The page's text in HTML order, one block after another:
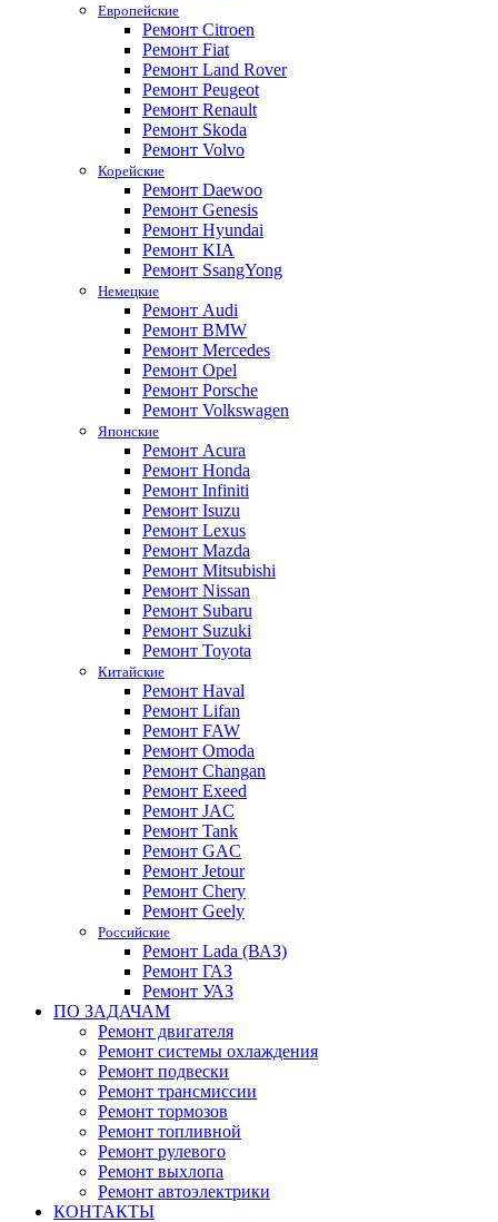
Европейские
Ремонт Citroen
Ремонт Fiat
Ремонт Land Rover
Ремонт Peugeot
Ремонт Renault
Ремонт Skoda
Ремонт Volvo
Корейские
Ремонт Daewoo
Ремонт Genesis
Ремонт Hyundai
Ремонт KIA
Ремонт SsangYong
Немецкие
Ремонт Audi
Ремонт BMW
Ремонт Mercedes
Ремонт Opel
Ремонт Porsche
Ремонт Volkswagen
Японские
Ремонт Acura
Ремонт Honda
Ремонт Infiniti
Ремонт Isuzu
Ремонт Lexus
Ремонт Mazda
Ремонт Mitsubishi
Ремонт Nissan
Ремонт Subaru
Ремонт Suzuki
Ремонт Toyota
Китайские
Ремонт Haval
Ремонт Lifan
Ремонт FAW
Ремонт Omoda
Ремонт Changan
Ремонт Exeed
Ремонт JAC
Ремонт Tank
Ремонт GAC
Ремонт Jetour
Ремонт Chery
Ремонт Geely
Российские
Ремонт Lada (ВАЗ)
Ремонт ГАЗ
Ремонт УАЗ
ПО ЗАДАЧАМ
Ремонт двигателя
Ремонт системы охлаждения
Ремонт подвески
Ремонт трансмиссии
Ремонт тормозов
Ремонт топливной
Ремонт рулевого
Ремонт выхлопа
Ремонт автоэлектрики
КОНТАКТЫ